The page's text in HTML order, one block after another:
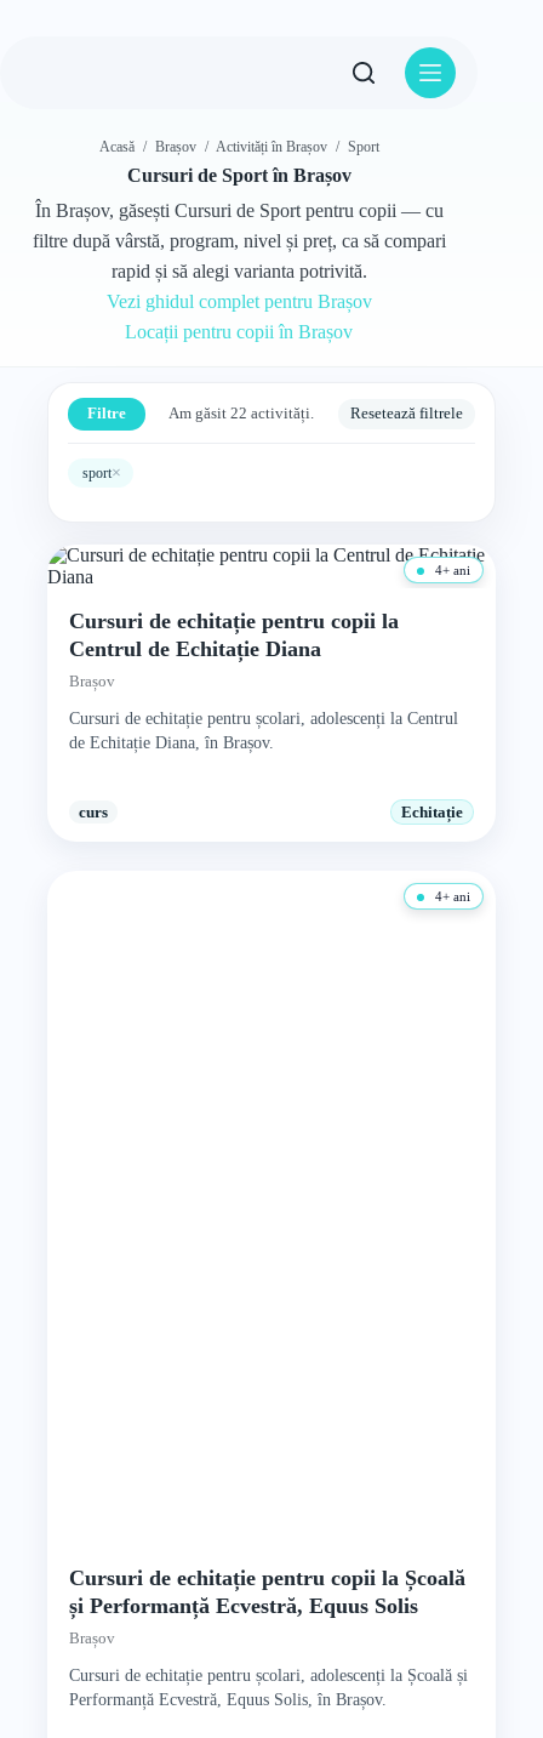
Acasă / Brașov / Activități în Brașov / Sport
Cursuri de Sport în Brașov
În Brașov, găsești Cursuri de Sport pentru copii — cu
filtre după vârstă, program, nivel și preț, ca să compari
rapid și să alegi varianta potrivită.
Vezi ghidul complet pentru Brașov
Locații pentru copii în Brașov
Filtre Am găsit 22 activități. Resetează filtrele
sport×
4+ ani
Cursuri de echitație pentru copii la
Centrul de Echitație Diana
Brașov
Cursuri de echitație pentru școlari, adolescenți la Centrul
de Echitație Diana, în Brașov.
curs Echitație
4+ ani
Cursuri de echitație pentru copii la Școală
și Performanță Ecvestră, Equus Solis
Brașov
Cursuri de echitație pentru școlari, adolescenți la Școală și
Performanță Ecvestră, Equus Solis, în Brașov.